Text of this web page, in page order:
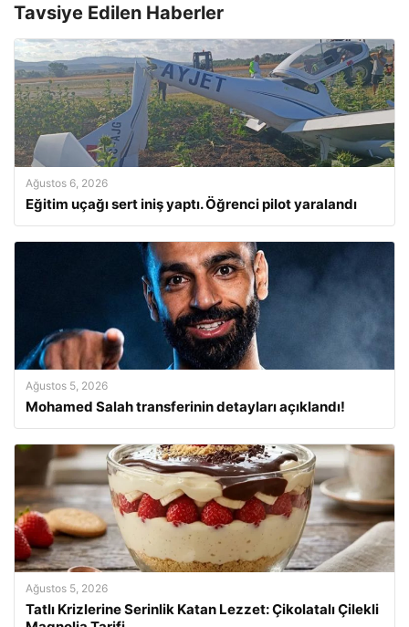
Tavsiye Edilen Haberler
Ağustos 6, 2026
Eğitim uçağı sert iniş yaptı. Öğrenci pilot yaralandı
Ağustos 5, 2026
Mohamed Salah transferinin detayları açıklandı!
Ağustos 5, 2026
Tatlı Krizlerine Serinlik Katan Lezzet: Çikolatalı Çilekli